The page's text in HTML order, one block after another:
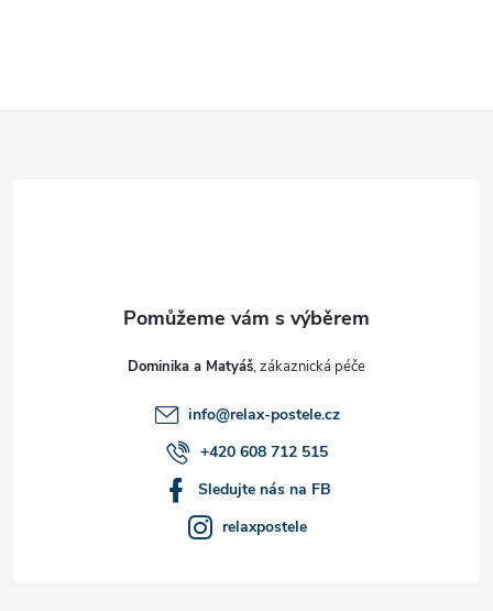
Dominika a Matyáš
info@relax-postele.cz
+420 608 712 515
Sledujte nás na FB
relaxpostele